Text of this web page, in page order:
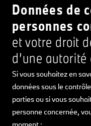
Données de
personnes
et votre droit
d’une
Si vous souhaitez en
données sous le
parties ou si vous
personne concernée,